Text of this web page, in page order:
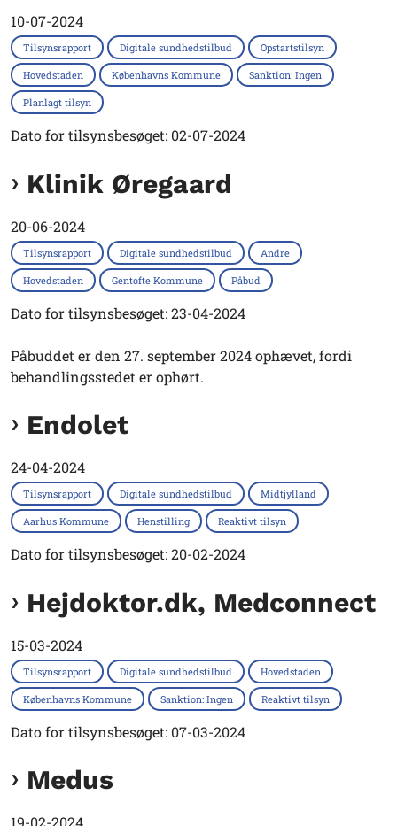
10-07-2024
Tilsynsrapport Digitale sundhedstilbud Opstartstilsyn
Hovedstaden Københavns Kommune Sanktion: Ingen
Planlagt tilsyn
Dato for tilsynsbesøget: 02-07-2024
Klinik Øregaard
20-06-2024
Tilsynsrapport Digitale sundhedstilbud Andre
Hovedstaden Gentofte Kommune Påbud
Dato for tilsynsbesøget: 23-04-2024
Påbuddet er den 27. september 2024 ophævet, fordi
behandlingsstedet er ophørt.
Endolet
24-04-2024
Tilsynsrapport Digitale sundhedstilbud Midtjylland
Aarhus Kommune Henstilling Reaktivt tilsyn
Dato for tilsynsbesøget: 20-02-2024
Hejdoktor.dk, Medconnect
15-03-2024
Tilsynsrapport Digitale sundhedstilbud Hovedstaden
Københavns Kommune Sanktion: Ingen Reaktivt tilsyn
Dato for tilsynsbesøget: 07-03-2024
Medus